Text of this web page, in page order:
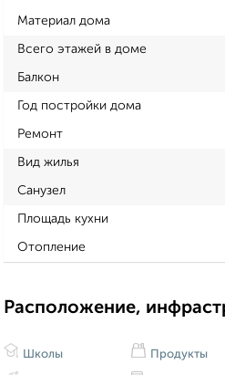
Материал дома
Всего этажей в доме
Балкон
Год постройки дома
Ремонт
Вид жилья
Санузел
Площадь кухни
Отопление
Расположение,
Школы Продукты